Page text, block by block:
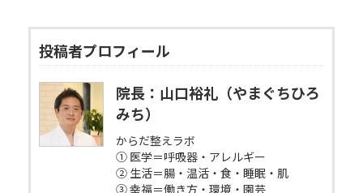
投稿者プロフィール
院長：山口裕礼（やまぐちひろ
みち）
からだ整えラボ
① 医学＝呼吸器・アレルギー
② 生活＝腸・温活・食・睡眠・肌
③ 幸福＝働き方・環境・園芸